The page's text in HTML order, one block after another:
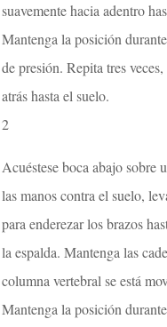
suavemente hacia adentro
Mantenga la posición
de presión. Repita tres
atrás hasta el suelo.
2
Acuéstese boca abajo sobre
las manos contra el suelo,
para enderezar los brazos
la espalda. Mantenga las
columna vertebral se está
Mantenga la posición